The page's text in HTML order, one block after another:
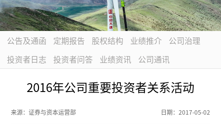
公告及通函 定期报告 股权结构 业绩推介
公司治理
投资者日志
投资者问答 业绩资讯 公司通讯
2016年公司重要投资者关系活动
来源：证券与资本运营部 日期： 2017-05-02